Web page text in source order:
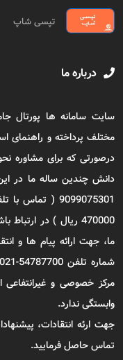
تپسی شاپ
درباره ما
سایت سامانه ها پورتال
مختلف پرداخته و راهنمای
درصورتی که برای مشاوره
دانش چندین ساله ما در
9099075301 (
470000 ریال ) در
ما، جهت ارائه پیام ها و
مرکز خصوصی و
وابستگی ندارد.
تماس حاصل فرمایید.